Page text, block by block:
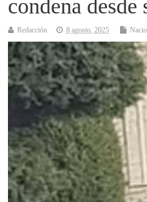
condena desde
Redacción 8 agosto, 2025